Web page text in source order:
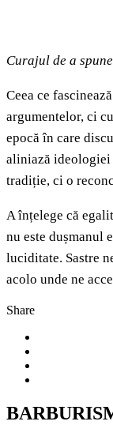
Curajul de a
Ceea ce
argumentelor, ci
epocă în care
aliniază ideologiei
tradiție, ci o
A înțelege că
nu este dușmanul
luciditate. Sastre
acolo unde ne
Share